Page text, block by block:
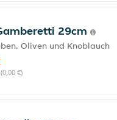
29cm
Oliven und Knoblauch
€)